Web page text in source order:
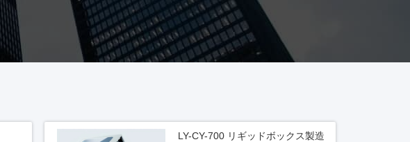
LY-CY-700 リギッドボックス製造